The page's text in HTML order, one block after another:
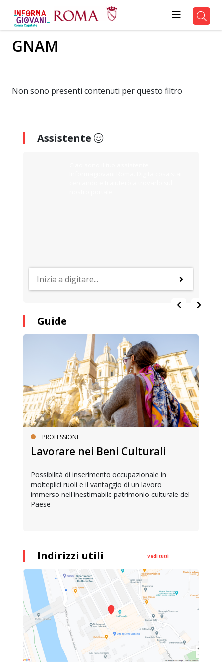
GNAM
Non sono presenti contenuti per questo filtro
Assistente
Guide
PROFESSIONI
Lavorare nei Beni Culturali
Possibilità di inserimento occupazionale in
molteplici ruoli e il vantaggio di un lavoro
immerso nell'inestimabile patrimonio culturale del
Paese
Indirizzi utili Vedi tutti